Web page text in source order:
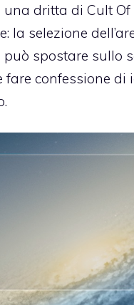
una dritta di Cult Of
la selezione
spostare sullo
fare confessione di